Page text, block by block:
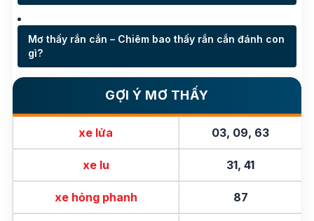
Mơ thấy rắn cắn – Chiêm bao thấy rắn cắn đánh con
gì?
GỢI Ý MƠ THẤY
xe lửa 03, 09, 63
xe lu 31, 41
xe hỏng phanh 87